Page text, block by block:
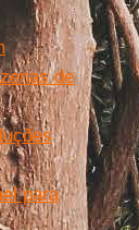
de
para